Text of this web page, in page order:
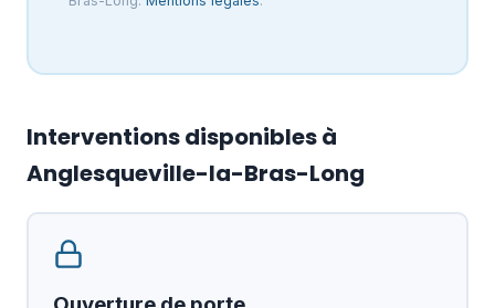
Interventions disponibles à
Anglesqueville-la-Bras-Long